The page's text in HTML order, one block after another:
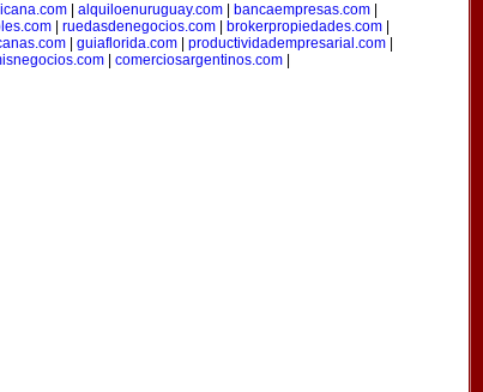
alquiloenuruguay.com bancaempresas.com
ruedasdenegocios.com brokerpropiedades.com
guiaflorida.com productividadempresarial.com
comerciosargentinos.com